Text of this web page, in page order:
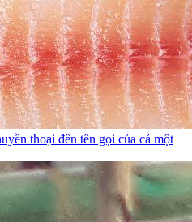
thoại đến tên gọi của cả một